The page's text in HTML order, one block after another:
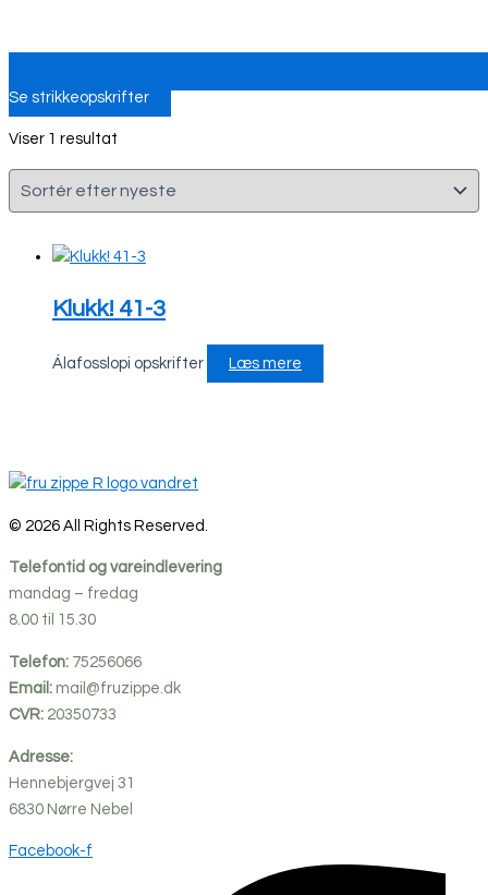
Se strikkeopskrifter
Viser 1 resultat
Klukk! 41-3
Álafosslopi opskrifter Læs mere
© 2026 All Rights Reserved.
Telefontid og vareindlevering
mandag – fredag
8.00 til 15.30
Telefon: 75256066
Email: mail@fruzippe.dk
CVR: 20350733
Adresse:
Hennebjergvej 31
6830 Nørre Nebel
Facebook-f